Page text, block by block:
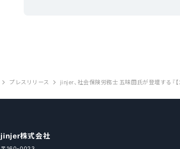
プレスリリース
jinjer株式会社